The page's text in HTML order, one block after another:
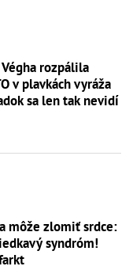
rozpálila
v plavkách vyráža
sa len tak nevidí
môže zlomiť srdce:
syndróm!